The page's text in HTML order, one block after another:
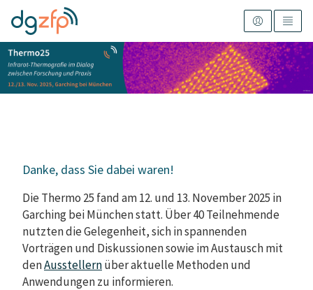
Danke, dass Sie dabei waren!
Die Thermo 25 fand am 12. und 13. November 2025 in
Garching bei München statt. Über 40 Teilnehmende
nutzten die Gelegenheit, sich in spannenden
Vorträgen und Diskussionen sowie im Austausch mit
denAusstellernüber aktuelle Methoden und
Anwendungen zu informieren.